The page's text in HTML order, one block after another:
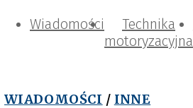
Wiadomości
Technika
motoryzacyjna
WIADOMOŚCI / INNE